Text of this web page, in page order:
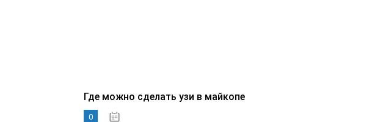
Где можно сделать узи в майкопе
0